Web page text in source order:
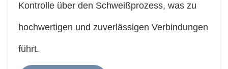
Kontrolle über den Schweißprozess, was zu
hochwertigen und zuverlässigen Verbindungen
führt.